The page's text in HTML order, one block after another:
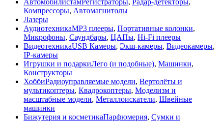
Компрессоры, Автомагнитолы
Лазеры
АудиотехникаMP3 плееры, Портативные колонки,
Микрофоны, Саундбары, ЦАПы, Hi-Fi плееры
ВидеотехникаUSB Камеры, Экш-камеры, Видеокамеры,
IP-камеры
Игрушки и подаркиЛего (и подобные), Машинки,
Конструкторы
ХоббиРадиоуправляемые модели, Вертолёты и
мультикоптеры, Квадрокоптеры, Моделизм и
масштабные модели, Металлоискатели, Швейные
машинки
Бижутерия и косметикаПарфюмерия, Сумки и